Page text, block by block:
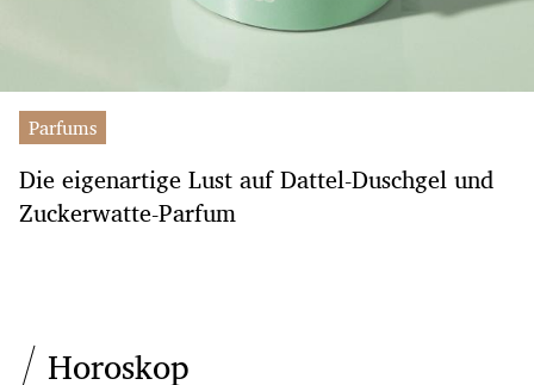
Parfums
Die eigenartige Lust auf Dattel-Duschgel und
Zuckerwatte-Parfum
Horoskop